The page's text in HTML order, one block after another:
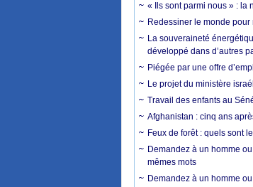
« Ils sont parmi nous » : la
Redessiner le monde
La souveraineté
développé dans d’autres
Piégée par une offre
Le projet du ministère
Travail des enfants au
Afghanistan : cinq ans
Feux de forêt : quels sont
Demandez à un homme
mêmes mots
Demandez à un homme